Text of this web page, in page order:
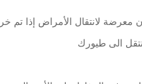
لانتقال الأمراض إذا تم
الى طيورك